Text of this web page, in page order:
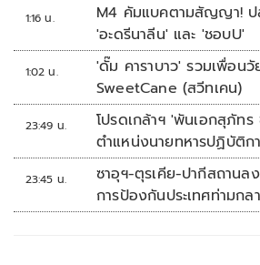
1:16 น.
M4 คัมแบคตามสัญญา! ป
'อะดรีนาลีน' และ 'ชอบU'
1:02 น.
'ดั๊ม คาราบาว' รวมเพื่อน
SweetCane (สวีทเคน)
23:49 น.
โปรดเกล้าฯ 'พันเอกสุภัท
ตำแหน่งนายทหารปฏิบัติก
'พลตรี'
23:45 น.
ซาอุฯ-ตุรเคีย-ปากีสถานล
การป้องกันประเทศท่ามก